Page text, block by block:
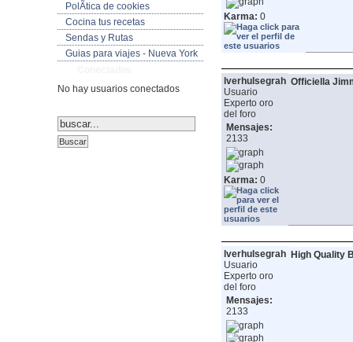
PolÃ­tica de cookies
Cocina tus recetas
Sendas y Rutas
Guias para viajes - Nueva York
No hay usuarios conectados
Karma: 0
lverhulsegrah
Usuario
Experto oro
del foro
Mensajes:
2133
Karma: 0
Officiella
lverhulsegrah
Usuario
Experto oro
del foro
Mensajes:
2133
High Quality